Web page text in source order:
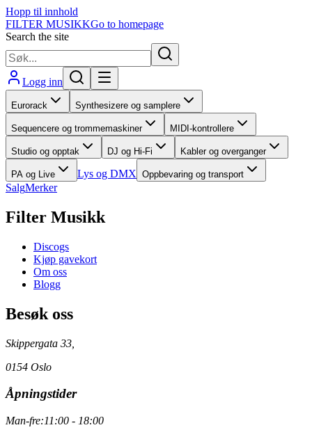
Hopp til innhold
FILTER MUSIKKGo to homepage
Search the site
Logg inn
Eurorack Synthesizere og samplere
Sequencere og trommemaskiner MIDI-kontrollere
Studio og opptak DJ og Hi-Fi Kabler og overganger
PA og Live Lys og DMX Oppbevaring og transport
SalgMerker
Filter Musikk
Discogs
Kjøp gavekort
Om oss
Blogg
Besøk oss
Skippergata 33,
0154 Oslo
Åpningstider
Man-fre:11:00 - 18:00